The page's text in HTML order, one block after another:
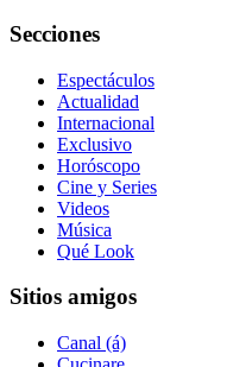
Secciones
Espectáculos
Actualidad
Internacional
Exclusivo
Horóscopo
Cine y Series
Videos
Música
Qué Look
Sitios amigos
Canal (á)